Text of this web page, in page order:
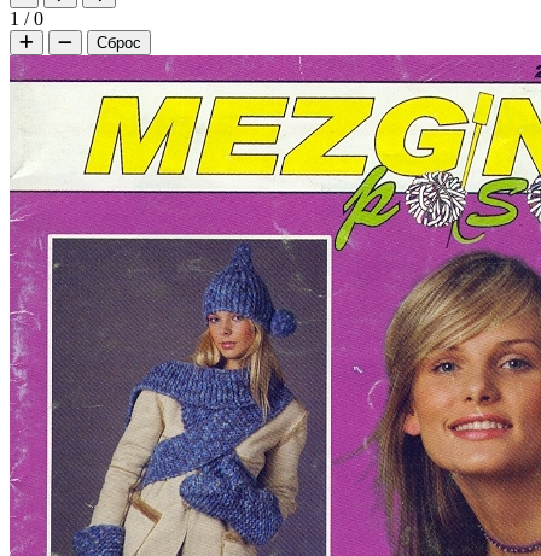
1 /0
Сброс